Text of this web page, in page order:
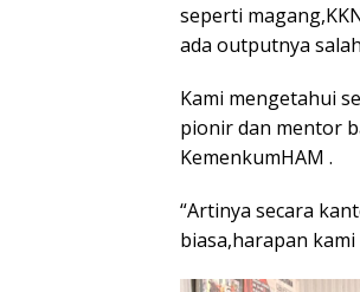
seperti
ada outputnya
Kami mengetahui
pionir dan mentor
KemenkumHAM .
“Artinya secara
biasa,harapan